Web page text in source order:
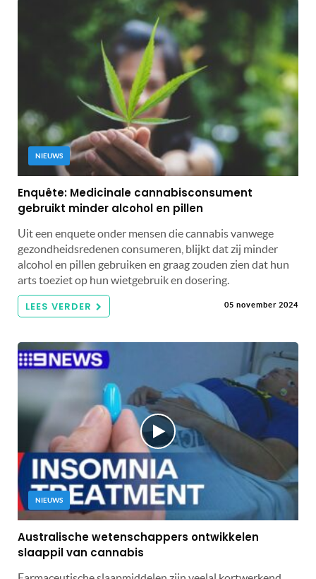
NIEUWS
Enquête: Medicinale cannabisconsument
gebruikt minder alcohol en pillen
Uit een enquete onder mensen die cannabis vanwege
gezondheidsredenen consumeren, blijkt dat zij minder
alcohol en pillen gebruiken en graag zouden zien dat hun
arts toeziet op hun wietgebruik en dosering.
LEES VERDER 05 november 2024
NIEUWS
Australische wetenschappers ontwikkelen
slaappil van cannabis